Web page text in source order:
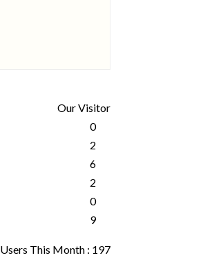
Our Visitor
Users This Month : 197